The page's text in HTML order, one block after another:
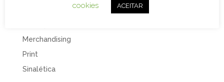
Design e Publicidade
Merchandising
Print
Sinalética
cookies
ACEITAR